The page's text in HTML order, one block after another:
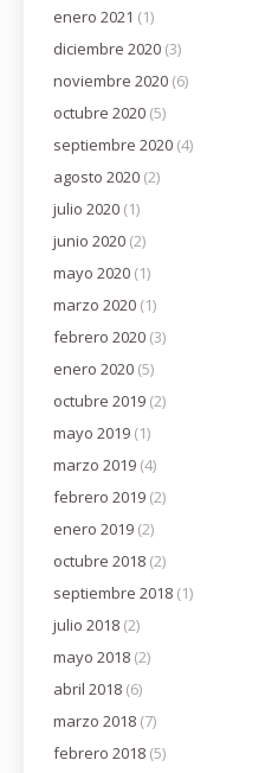
enero 2021 (1)
diciembre 2020 (3)
noviembre 2020 (6)
octubre 2020 (5)
septiembre 2020 (4)
agosto 2020 (2)
julio 2020 (1)
junio 2020 (2)
mayo 2020 (1)
marzo 2020 (1)
febrero 2020 (3)
enero 2020 (5)
octubre 2019 (2)
mayo 2019 (1)
marzo 2019 (4)
febrero 2019 (2)
enero 2019 (2)
octubre 2018 (2)
septiembre 2018 (1)
julio 2018 (2)
mayo 2018 (2)
abril 2018 (6)
marzo 2018 (7)
febrero 2018 (5)